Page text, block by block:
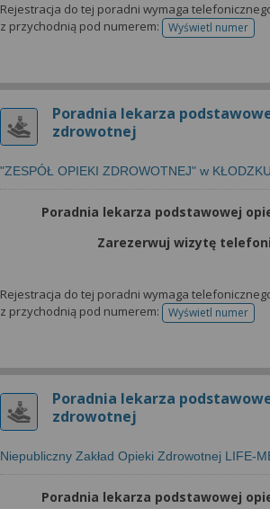
Rejestracja do tej poradni wymaga
z przychodnią pod numerem:
Wyświetl numer
telefonu do
Poradnia lekarza
zdrowotnej
"ZESPÓŁ OPIEKI ZDROWOTNEJ" w KŁODZKU
Poradnia lekarza podstawowej
Zarezerwuj wizytę
Rejestracja do tej poradni wymaga
z przychodnią pod numerem:
Wyświetl numer
telefonu do
Poradnia lekarza
zdrowotnej
Niepubliczny Zakład Opieki Zdrowotnej LIFE-
Poradnia lekarza podstawowej